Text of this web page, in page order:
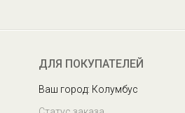
ДЛЯ ПОКУПАТЕЛЕЙ
Ваш город: Колумбус